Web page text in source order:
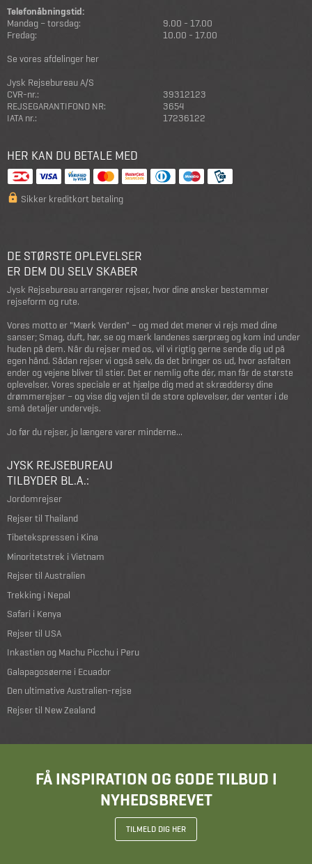
Telefonåbningstid:
Mandag – torsdag:
9.00 - 17.00
Fredag:
10.00 - 17.00
Se vores afdelinger her
Jysk Rejsebureau A/S
CVR-nr.:
39312123
REJSEGARANTIFOND NR:
3654
IATA nr.:
17236122
HER KAN DU BETALE MED
Sikker kreditkort betaling
DE STØRSTE OPLEVELSER
ER DEM DU SELV SKABER
Jysk Rejsebureau arrangerer rejser, hvor dine ønsker bestemmer
rejseform og rute.
Vores motto er "Mærk Verden" – og med det mener vi rejs med dine
sanser; Smag, duft, hør, se og mærk landenes særpræg og kom ind under
huden på dem. Når du rejser med os, vil vi rigtig gerne sende dig ud på
egen hånd. Sådan rejser vi også selv, da det bringer os ud, hvor asfalten
ender og vejene bliver til stier. Det er nemlig ofte dér, man får de største
oplevelser. Vores speciale er at hjælpe dig med at skræddersy dine
drømmerejser – og vise dig vejen til de store oplevelser, der venter i de
små detaljer undervejs.
Jo før du rejser, jo længere varer minderne...
JYSK REJSEBUREAU
TILBYDER BL.A.:
Jordomrejser
Rejser til Thailand
Tibetekspressen i Kina
Minoritetstrek i Vietnam
Rejser til Australien
Trekking i Nepal
Safari i Kenya
Rejser til USA
Inkastien og Machu Picchu i Peru
Galapagosøerne i Ecuador
Den ultimative Australien-rejse
Rejser til New Zealand
FÅ INSPIRATION OG GODE TILBUD I
NYHEDSBREVET
TILMELD DIG HER